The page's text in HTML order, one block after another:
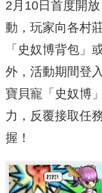
2月10日首度開
動，玩家向各村
「史奴博背包」
外，活動期間登
寶貝寵「史奴博
力，反覆接取任
握！